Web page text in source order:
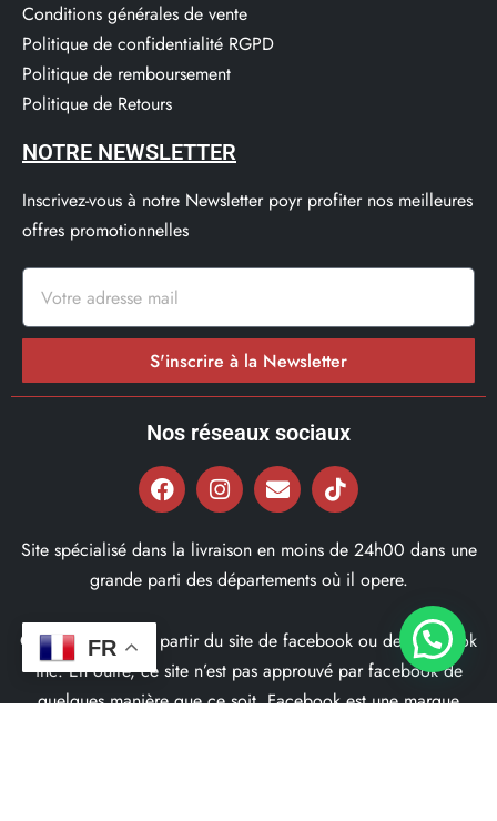
Conditions générales de vente
Politique de confidentialité RGPD
Politique de remboursement
Politique de Retours
NOTRE NEWSLETTER
Inscrivez-vous à notre Newsletter poyr profiter nos meilleures
offres promotionnelles
S'inscrire à la Newsletter
Nos réseaux sociaux
Site spécialisé dans la livraison en moins de 24h00 dans une
grande parti des départements où il opere.
Ce site ne fait pas partir du site de facebook ou de facebook
inc. En outre, ce site n’est pas approuvé par facebook de
quelques manière que ce soit. Facebook est une marque
FR